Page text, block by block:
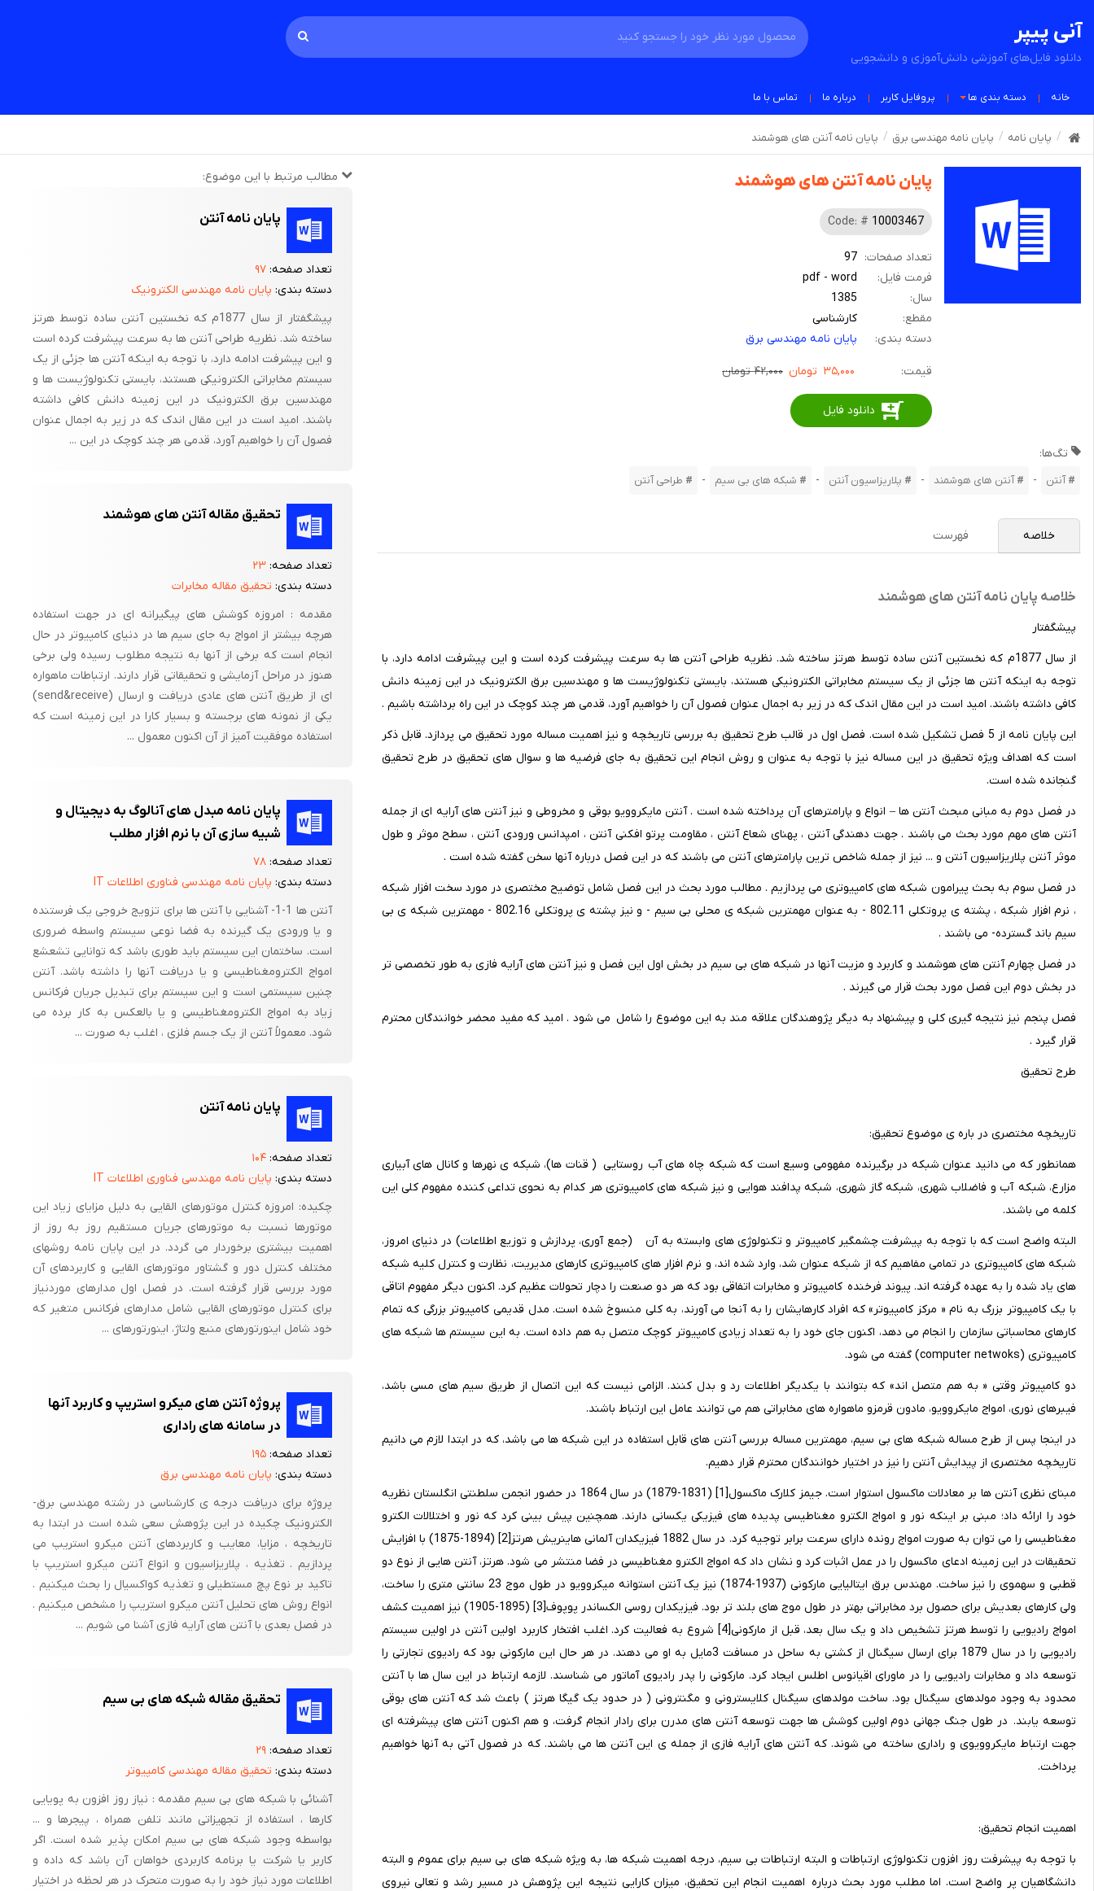
آنی پیپر
دانلود فایل‌های آموزشی دانش‌آموزی و دانشجویی
خانه دسته بندی ها پروفایل کاربر درباره ما تماس با ما
پایان نامه پایان نامه مهندسی برق پایان نامه آنتن های هوشمند
پایان نامه آنتن های هوشمند
Code: # 10003467
تعداد صفحات: 97
فرمت فایل:
pdf - word
سال:
1385
مقطع:
کارشناسی
دسته بندی:
پایان نامه مهندسی برق
قیمت: ۳۵,۰۰۰ تومان ۴۲,۰۰۰ تومان
دانلود فایل
تگ‌ها:
آنتن - آنتن های هوشمند - پلاریزاسیون آنتن - شبکه های بی سیم - طراحی آنتن
خلاصه فهرست
خلاصه پایان نامه آنتن های هوشمند
پیشگفتار
از سال 1877م که نخستین آنتن ساده توسط هرتز ساخته شد. نظریه طراحی آنتن ها به سرعت پیشرفت کرده است و این پیشرفت ادامه دارد، با
توجه به اینکه آنتن ها جزئی از یک سیستم مخابراتی الکترونیکی هستند، بایستی تکنولوژیست ها و مهندسین برق الکترونیک در این زمینه دانش
کافی داشته باشند. امید است در این مقال اندک که در زیر به اجمال عنوان فصول آن را خواهیم آورد، قدمی هر چند کوچک در این راه برداشته باشیم .
این پایان نامه از 5 فصل تشکیل شده است. فصل اول در قالب طرح تحقیق به بررسی تاریخچه و نیز اهمیت مساله مورد تحقیق می پردازد. قابل ذکر
است که اهداف ویژه تحقیق در این مساله نیز با توجه به عنوان و روش انجام این تحقیق به جای فرضیه ها و سوال های تحقیق در طرح تحقیق
گنجانده شده است.
در فصل دوم به مبانی مبحث آنتن ها – انواع و پارامترهای آن پرداخته شده است . آنتن مایکروویو بوقی و مخروطی و نیز آنتن های آرایه ای از جمله
آنتن های مهم مورد بحث می باشند . جهت دهندگی آنتن ، پهنای شعاع آنتن ، مقاومت پرتو افکنی آنتن ، امپدانس ورودی آنتن ، سطح موثر و طول
موثر آنتن پلاریزاسیون آنتن و ... نیز از جمله شاخص ترین پارامترهای آنتن می باشند که در این فصل درباره آنها سخن گفته شده است .
در فصل سوم به بحث پیرامون شبکه های کامپیوتری می پردازیم . مطالب مورد بحث در این فصل شامل توضیح مختصری در مورد سخت افزار شبکه
، نرم افزار شبکه ، پشته ی پروتکلی 802.11 - به عنوان مهمترین شبکه ی محلی بی سیم - و نیز پشته ی پروتکلی 802.16 - مهمترین شبکه ی بی
سیم باند گسترده- می باشند .
در فصل چهارم آنتن های هوشمند و کاربرد و مزیت آنها در شبکه های بی سیم در بخش اول این فصل و نیز آنتن های آرایه فازی به طور تخصصی تر
در بخش دوم این فصل مورد بحث قرار می گیرند .
فصل پنجم نیز نتیجه گیری کلی و پیشنهاد به دیگر پژوهندگان علاقه مند به این موضوع را شامل می شود . امید که مفید محضر خوانندگان محترم
قرار گیرد .
طرح تحقیق
تاریخچه مختصری در باره ی موضوع تحقیق:
همانطور که می دانید عنوان شبکه در برگیرنده مفهومی وسیع است که شبکه چاه های آب روستایی ( قنات ها)، شبکه ی نهرها و کانال های آبیاری
مزارع، شبکه آب و فاضلاب شهری، شبکه گاز شهری، شبکه پدافند هوایی و نیز شبکه های کامپیوتری هر کدام به نحوی تداعی کننده مفهوم کلی این
کلمه می باشند.
البته واضح است که با توجه به پیشرفت چشمگیر کامپیوتر و تکنولوژی های وابسته به آن (جمع آوری، پردازش و توزیع اطلاعات) در دنیای امروز،
شبکه های کامپیوتری در تمامی مفاهیم که از شبکه عنوان شد، وارد شده اند، و نرم افزار های کامپیوتری کارهای مدیریت، نظارت و کنترل کلیه شبکه
های یاد شده را به عهده گرفته اند. پیوند فرخنده کامپیوتر و مخابرات اتفاقی بود که هر دو صنعت را دچار تحولات عظیم کرد. اکنون دیگر مفهوم اتاقی
با یک کامپیوتر بزرگ به نام « مرکز کامپیوتر» که افراد کارهایشان را به آنجا می آورند، به کلی منسوخ شده است. مدل قدیمی کامپیوتر بزرگی که تمام
کارهای محاسباتی سازمان را انجام می دهد، اکنون جای خود را به تعداد زیادی کامپیوتر کوچک متصل به هم داده است. به این سیستم ها شبکه های
کامپیوتری (computer netwoks) گفته می شود.
دو کامپیوتر وقتی « به هم متصل اند» که بتوانند با یکدیگر اطلاعات رد و بدل کنند. الزامی نیست که این اتصال از طریق سیم های مسی باشد،
فیبرهای نوری، امواج مایکروویو، مادون قرمزو ماهواره های مخابراتی هم می توانند عامل این ارتباط باشند.
در اینجا پس از طرح مساله شبکه های بی سیم، مهمترین مساله بررسی آنتن های قابل استفاده در این شبکه ها می باشد، که در ابتدا لازم می دانیم
تاریخچه مختصری از پیدایش آنتن را نیز در اختیار خوانندگان محترم قرار دهیم.
مبنای نظری آنتن ها بر معادلات ماکسول استوار است. جیمز کلارک ماکسول[1] (1831-1879) در سال 1864 در حضور انجمن سلطنتی انگلستان نظریه
خود را ارائه داد؛ مبنی بر اینکه نور و امواج الکترو مغناطیسی پدیده های فیزیکی یکسانی دارند. همچنین پیش بینی کرد که نور و اختلالات الکترو
مغناطیسی را می توان به صورت امواج رونده دارای سرعت برابر توجیه کرد. در سال 1882 فیزیکدان آلمانی هاینریش هرتز[2] (1894-1875) با افزایش
تحقیقات در این زمینه ادعای ماکسول را در عمل اثبات کرد و نشان داد که امواج الکترو مغناطیسی در فضا منتشر می شود. هرتز، آنتن هایی از نوع دو
قطبی و سهموی را نیز ساخت. مهندس برق ایتالیایی مارکونی (1937-1874) نیز یک آنتن استوانه میکروویو در طول موج 23 سانتی متری را ساخت،
ولی کارهای بعدیش برای حصول برد مخابراتی بهتر در طول موج های بلند تر بود. فیزیکدان روسی الکساندر پوپوف[3] (1895-1905) نیز اهمیت کشف
امواج رادیویی را توسط هرتز تشخیص داد و یک سال بعد، قبل از مارکونی[4] شروع به فعالیت کرد. اغلب افتخار کاربرد اولین آنتن در اولین سیستم
رادیویی را در سال 1879 برای ارسال سیگنال از کشتی به ساحل در مسافت 3مایل به او می دهند. در هر حال این مارکونی بود که رادیوی تجارتی را
توسعه داد و مخابرات رادیویی را در ماورای اقیانوس اطلس ایجاد کرد. مارکونی را پدر رادیوی آماتور می شناسند. لازمه ارتباط در این سال ها با آنتن
محدود به وجود مولدهای سیگنال بود. ساخت مولدهای سیگنال کلایسترونی و مگنترونی ( در حدود یک گیگا هرتز ) باعث شد که آنتن های بوقی
توسعه یابند. در طول جنگ جهانی دوم اولین کوشش ها جهت توسعه آنتن های مدرن برای رادار انجام گرفت، و هم اکنون آنتن های پیشرفته ای
جهت ارتباط مایکروویوی و راداری ساخته می شوند. که آنتن های آرایه فازی از جمله ی این آنتن ها می باشند. که در فصول آتی به آنها خواهیم
پرداخت.
اهمیت انجام تحقیق:
با توجه به پیشرفت روز افزون تکنولوژی ارتباطات و البته ارتباطات بی سیم، درجه اهمیت شبکه ها، به ویژه شبکه های بی سیم برای عموم و البته
دانشگاهیان پر واضح است. اما مطلب مورد بحث درباره اهمیت انجام این تحقیق، میزان کارایی نتیجه این پژوهش در مسیر رشد و تعالی نیروی
مطالب مرتبط با این موضوع:
پایان نامه آنتن
تعداد صفحه:۹۷
دسته بندی: پایان نامه مهندسی الکترونیک
پیشگفتار از سال 1877م که نخستین آنتن ساده توسط هرتز
ساخته شد. نظریه طراحی آنتن ها به سرعت پیشرفت کرده است
و این پیشرفت ادامه دارد، با توجه به اینکه آنتن ها جزئی از یک
سیستم مخابراتی الکترونیکی هستند، بایستی تکنولوژیست ها و
مهندسین برق الکترونیک در این زمینه دانش کافی داشته
باشند. امید است در این مقال اندک که در زیر به اجمال عنوان
فصول آن را خواهیم آورد، قدمی هر چند کوچک در این ...
تحقیق مقاله آنتن های هوشمند
تعداد صفحه:۲۳
دسته بندی: تحقیق مقاله مخابرات
مقدمه : امروزه کوشش های پیگیرانه ای در جهت استفاده
هرچه بیشتر از امواج به جای سیم ها در دنیای کامپیوتر در حال
انجام است که برخی از آنها به نتیجه مطلوب رسیده ولی برخی
هنوز در مراحل آزمایشی و تحقیقاتی قرار دارند. ارتباطات ماهواره
ای از طریق آنتن های عادی دریافت و ارسال (send&receive)
یکی از نمونه های برجسته و بسیار کارا در این زمینه است که
استفاده موفقیت آمیز از آن اکنون معمول ...
پایان نامه مبدل های آنالوگ به دیجیتال و
شبیه سازی آن با نرم افزار مطلب
تعداد صفحه:۷۸
دسته بندی: پایان نامه مهندسی فناوری اطلاعات IT
آنتن ها 1-1- آشنایی با آنتن ها برای تزویج خروجی یک فرستنده
و یا ورودی یک گیرنده به فضا نوعی سیستم واسطه ضروری
است. ساختمان این سیستم باید طوری باشد که توانایی تشعشع
امواج الکترومغناطیسی و یا دریافت آنها را داشته باشد. آنتن
چنین سیستمی است و این سیستم برای تبدیل جریان فرکانس
زیاد به امواج الکترومغناطیسی و یا بالعکس به کار برده می
شود. معمولاً آنتن از یک جسم فلزی ، اغلب به صورت ...
پایان نامه آنتن
تعداد صفحه:۱۰۴
دسته بندی: پایان نامه مهندسی فناوری اطلاعات IT
چکیده: امروزه کنترل موتورهای القایی به دلیل مزایای زیاد این
موتورها نسبت به موتورهای جریان مستقیم روز به روز از
اهمیت بیشتری برخوردار می گردد. در این پایان نامه روشهای
مختلف کنترل دور و گشتاور موتورهای القایی و کاربردهای آن
مورد بررسی قرار گرفته است. در فصل اول مدارهای موردنیاز
برای کنترل موتورهای القایی شامل مدارهای فرکانس متغیر که
خود شامل اینورتورهای منبع ولتاژ، اینورتورهای ...
پروژه آنتن های میکرو استریپ و کاربرد آنها
در سامانه های راداری
تعداد صفحه:۱۹۵
دسته بندی: پایان نامه مهندسی برق
پروژه برای دریافت درجه ی کارشناسی در رشته مهندسی برق-
الکترونیک چکیده در این پژوهش سعی شده است در ابتدا به
تاریخچه ، مزایا، معایب و کاربردهای آنتن میکرو استریپ می
پردازیم . تغذیه ، پلاریزاسیون و انواع آنتن میکرو استریپ با
تاکید بر نوع پچ مستطیلی و تغذیه کواکسیال را بحث میکنیم .
انواع روش های تحلیل آنتن میکرو استریپ را مشخص میکنیم .
در فصل بعدی با آنتن های آرایه فازی آشنا می شویم ...
تحقیق مقاله شبکه های بی سیم
تعداد صفحه:۲۹
دسته بندی: تحقیق مقاله مهندسی کامپیوتر
آشنائی با شبکه های بی سیم مقدمه : نیاز روز افزون به پویایی
کارها ، استفاده از تجهیزاتی مانند تلفن همراه ، پیجرها و ...
بواسطه وجود شبکه های بی سیم امکان پذیر شده است. اگر
کاربر یا شرکت یا برنامه کاربردی خواهان آن باشد که داده و
اطلاعات مورد نیاز خود را به صورت متحرک در هر لحظه در اختیار